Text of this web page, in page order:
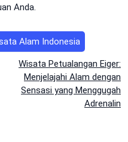
Anda.
Alam Indonesia
Wisata Petualangan Eiger:
Menjelajahi Alam dengan
Sensasi yang Menggugah
Adrenalin